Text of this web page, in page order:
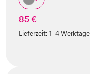
85 €
Lieferzeit:1-4 Werktage